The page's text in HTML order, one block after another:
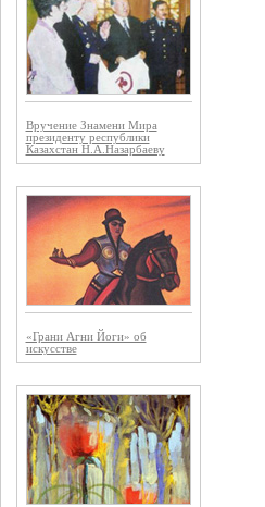
Вручение Знамени Мира
президенту республики
Казахстан Н.А.Назарбаеву
«Грани Агни Йоги» об
искусстве